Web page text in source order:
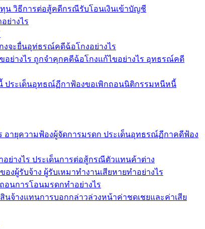
น วิธีการต่อสู้คดีกรณีรับโอนเงินเข้าบัญชี
ย่างไร
จะยื่นอุท่ธรณ์คดีฉ้อโกงอย่างไร
ย่างไร ถูกจำคุกคดีฉ้อโกงแก้ไขอย่างไร อุทธรณ์คดี
ประเด็นอุทธณ์ฏีกาฟ้องขอเพิกถอนนิติกรรมหนีหนี้
อายุความฟ้องผู้จัดการมรดก ประเด็นอุทธรณ์ฏีกาคดีฟ้อง
ย่างไร ประเด็นการต่อสู้กรณีตัวแทนค้าต่าง
งผู้รับจ้าง ผู้รับเหมาทำงานเสียหายทำอย่างไร
อนการโอนมรดกทำอย่างไร
นจ้างแทนการบอกกล่าวล่วงหน้าค่าชดเชยและค่าเสีย